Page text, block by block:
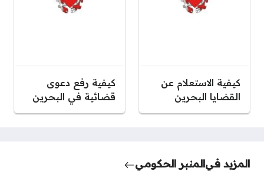
كيفية الاستعلام عن
القضايا البحرين
كيفية رفع دعوى
قضائية في البحرين
المزيد فيالمنبر الحكومي